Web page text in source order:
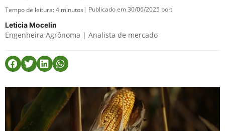
Tempo de leitura:4 minutos | Publicado em 30/06/2025 por:
Leticia Mocelin
Engenheira Agrônoma | Analista de mercado